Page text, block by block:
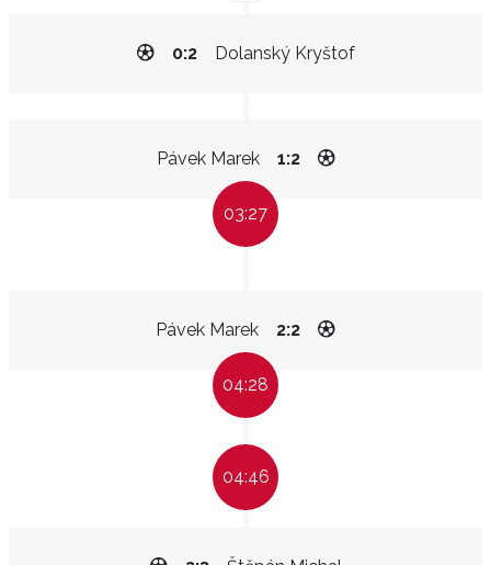
Dolanský Kryštof
0:2
Pávek Marek 1:2
03:27
Pávek Marek 2:2
04:28
04:46